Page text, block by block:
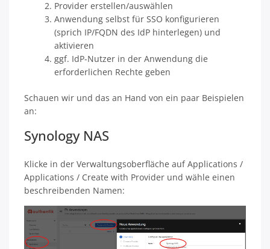
Provider erstellen/auswählen
Anwendung selbst für SSO konfigurieren
(sprich IP/FQDN des IdP hinterlegen) und
aktivieren
ggf. IdP-Nutzer in der Anwendung die
erforderlichen Rechte geben
Schauen wir und das an Hand von ein paar Beispielen
an:
Synology NAS
Klicke in der Verwaltungsoberfläche auf Applications /
Applications / Create with Provider und wähle einen
beschreibenden Namen: